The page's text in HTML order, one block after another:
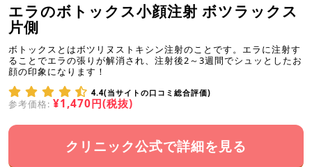
エラのボトックス小顔注射 ボツラックス
片側
ボトックスとはボツリヌストキシン注射のことです。エラに注射す
ることでエラの張りが解消され、注射後2～3週間でシュッとしたお
顔の印象になります！
4.4(当サイトの口コミ総合評価)
参考価格: ¥1,470円(税抜)
クリニック公式で詳細を見る